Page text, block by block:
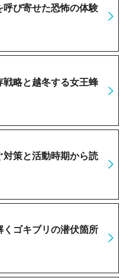
び寄せた恐怖の体験
略と越冬する女王蜂
策と活動時期から読
ゴキブリの潜伏箇所